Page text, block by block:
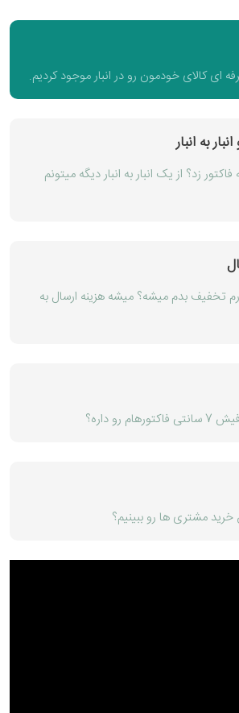
ای کالای خودمون رو در انبار موجود کردیم.
به انبار
زد؟ از یک انبار به انبار دیگه میتونم
تخفیف بدم میشه؟ میشه هزینه ارسال به
داره؟
مشتری ها رو ببینیم؟